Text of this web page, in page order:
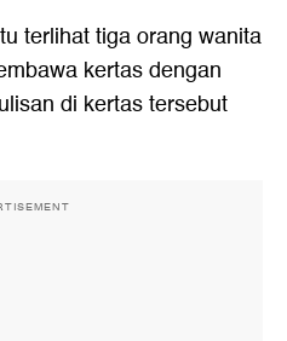
terlihat tiga orang wanita
kertas dengan
di kertas tersebut